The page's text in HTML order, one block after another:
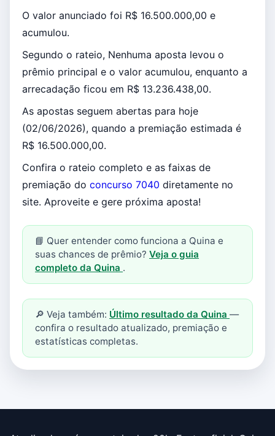
O valor anunciado foi R$ 16.500.000,00 e
acumulou.
Segundo o rateio, Nenhuma aposta levou o
prêmio principal e o valor acumulou, enquanto a
arrecadação ficou em R$ 13.236.438,00.
As apostas seguem abertas para hoje
(02/06/2026), quando a premiação estimada é
R$ 16.500.000,00.
Confira o rateio completo e as faixas de
premiação do concurso 7040 diretamente no
site. Aproveite e gere próxima aposta!
📘 Quer entender como funciona a Quina e
suas chances de prêmio? Veja o guia
completo da Quina .
🔎 Veja também: Último resultado da Quina —
confira o resultado atualizado, premiação e
estatísticas completas.